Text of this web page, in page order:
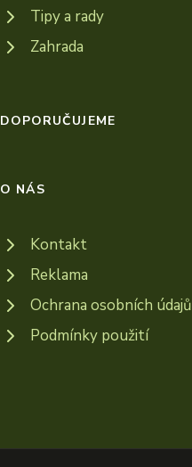
Tipy a rady
Zahrada
DOPORUČUJEME
O NÁS
Kontakt
Reklama
Ochrana osobních údajů
Podmínky použití